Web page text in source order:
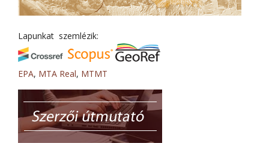
Lapunkat szemlézik:
EPA, MTA Real, MTMT